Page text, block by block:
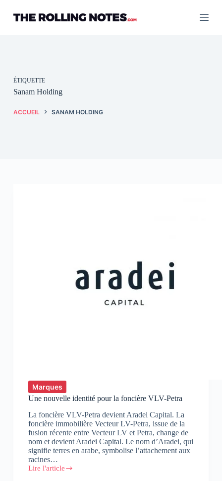
contenu
ÉTIQUETTE
Sanam Holding
ACCUEIL SANAM HOLDING
Marques
Une nouvelle identité pour la foncière VLV-Petra
La foncière VLV-Petra devient Aradei Capital. La
foncière immobilière Vecteur LV-Petra, issue de la
fusion récente entre Vecteur LV et Petra, change de
nom et devient Aradei Capital. Le nom d’Aradei, qui
signifie terres en arabe, symbolise l’attachement aux
racines…
Lire l'article
Une